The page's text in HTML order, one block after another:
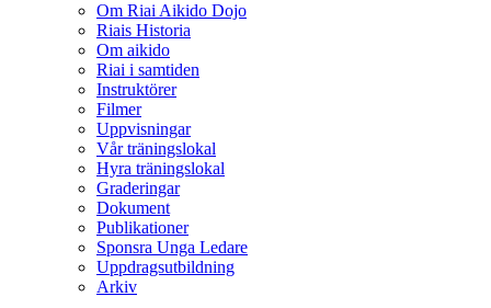
Om Riai Aikido Dojo
Riais Historia
Om aikido
Riai i samtiden
Instruktörer
Filmer
Uppvisningar
Vår träningslokal
Hyra träningslokal
Graderingar
Dokument
Publikationer
Sponsra Unga Ledare
Uppdragsutbildning
Arkiv